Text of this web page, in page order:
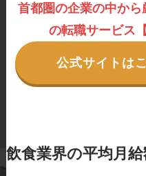
首都圏の企業の中か
の転職サービス
公式サイトは
飲食業界の平均月